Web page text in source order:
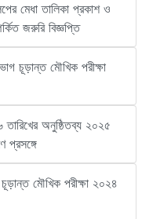
মেধা তালিকা প্রকাশ ও
জরুরি বিজ্ঞপ্তি
চূড়ান্ত মৌখিক পরীক্ষা
অনুষ্ঠিতব্য ২০২৫
প্রসঙ্গে
চূড়ান্ত মৌখিক পরীক্ষা ২০২৪